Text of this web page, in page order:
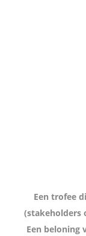
Een trofee
(stakeholders
Een beloning